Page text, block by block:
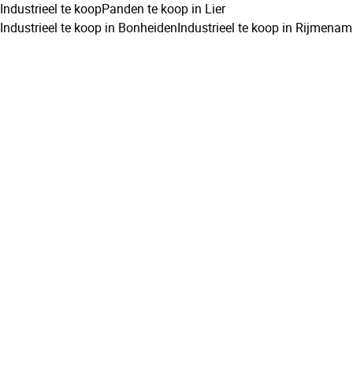
Industrieel te koopPanden te koop in Lier
Industrieel te koop in BonheidenIndustrieel te koop in Rijmenam